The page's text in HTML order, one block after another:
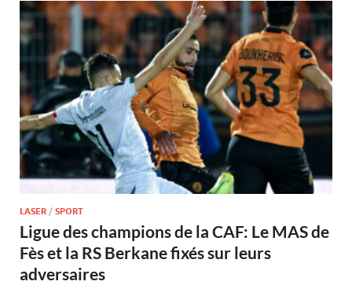
LASER / SPORT
Ligue des champions de la CAF: Le MAS de
Fès et la RS Berkane fixés sur leurs
adversaires